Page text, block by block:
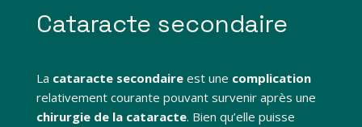
Cataracte secondaire
La cataracte secondaireest une complication
relativement courante pouvant survenir après une
chirurgie de la cataracte. Bien qu’elle puisse